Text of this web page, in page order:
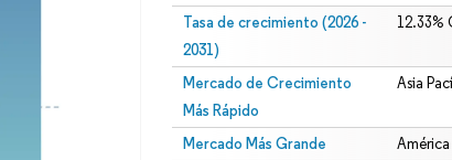
Tasa de crecimiento (2026 -
2031)
12.33%
Mercado de Crecimiento
Más Rápido
Asia
Mercado Más Grande
El uso requiere atribución según CC BY 4.0.